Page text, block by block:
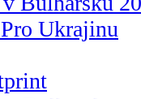
Ukrajinu